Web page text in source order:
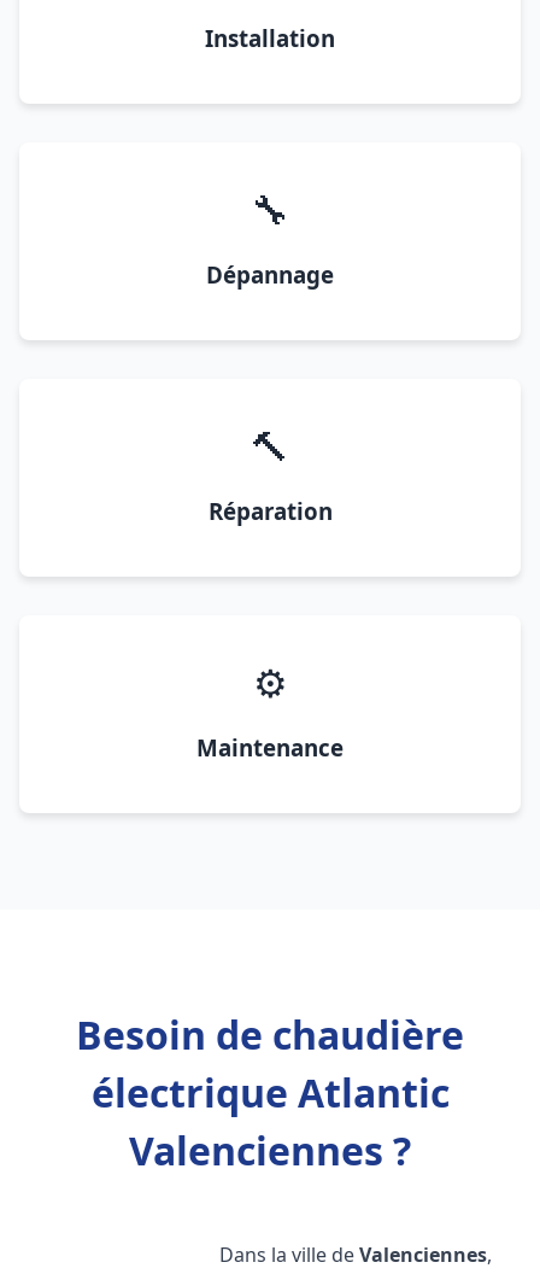
Installation
🔧
Dépannage
🔨
Réparation
⚙️
Maintenance
Besoin de chaudière
électrique Atlantic
Valenciennes ?
Dans la ville deValenciennes,